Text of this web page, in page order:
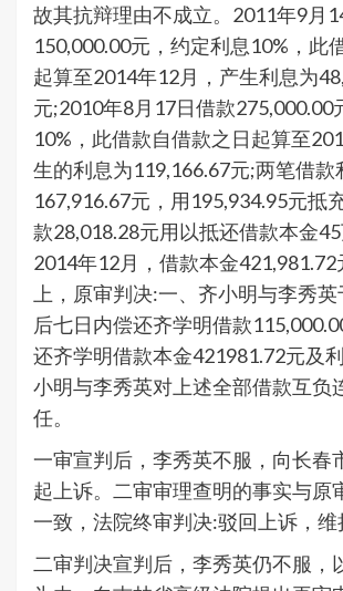
故其抗辩理由不成立。2011年9月
150,000.00元，约定利息10%，此
起算至2014年12月，产生利息为
元;2010年8月17日借款275,000.00
10%，此借款自借款之日起算至
生的利息为119,166.67元;两笔借款
167,916.67元，用195,934.95元抵
款28,018.28元用以抵还借款本金
2014年12月，借款本金
上，原审判决:一、齐小明与李秀
后七日内偿还齐学明借款
还齐学明借款本金421981.72元及
小明与李秀英对上述全部借款互负
任。
一审宣判后，李秀英不服，向长春
起上诉。二审审理查明的事实与原
一致，法院终审判决:驳回上诉，维
二审判决宣判后，李秀英仍不服，